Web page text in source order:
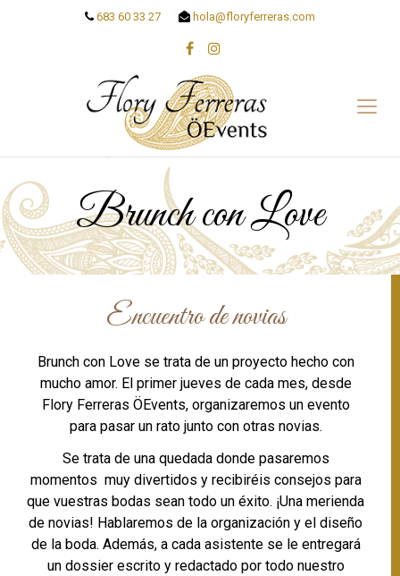
683 60 33 27 hola@floryferreras.com
Brunch con Love
Encuentro de novias
Brunch con Love se trata de un proyecto hecho con
mucho amor. El primer jueves de cada mes, desde
Flory Ferreras ÖEvents, organizaremos un evento
para pasar un rato junto con otras novias.
Se trata de una quedada donde pasaremos
momentos muy divertidos y recibiréis consejos para
que vuestras bodas sean todo un éxito. ¡Una merienda
de novias! Hablaremos de la organización y el diseño
de la boda. Además, a cada asistente se le entregará
un dossier escrito y redactado por todo nuestro